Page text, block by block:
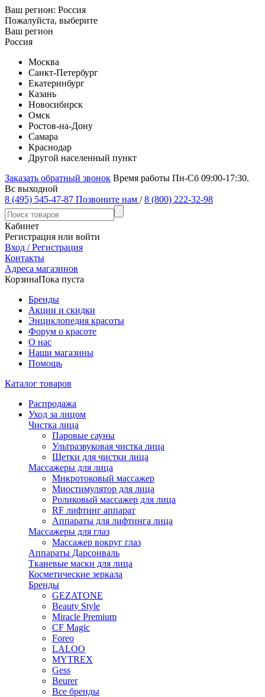
Ваш регион: Россия
Пожалуйста, выберите
Ваш регион
Россия
Москва
Санкт-Петербург
Екатеринбург
Казань
Новосибирск
Омск
Ростов-на-Дону
Самара
Краснодар
Другой населенный пункт
Заказать обратный звонок Время работы Пн-Сб 09:00-17:30.
Вс выходной
8 (495) 545-47-87 Позвоните нам / 8 (800) 222-32-98
Кабинет
Регистрация или войти
Вход / Регистрация
Контакты
Адреса магазинов
КорзинаПока пуста
Бренды
Акции и скидки
Энциклопедия красоты
Форум о красоте
О нас
Наши магазины
Помощь
Каталог товаров
Распродажа
Уход за лицом
Чистка лица
Паровые сауны
Ультразвуковая чистка лица
Щетки для чистки лица
Массажеры для лица
Микротоковый массажер
Миостимулятор для лица
Роликовый массажер для лица
RF лифтинг аппарат
Аппараты для лифтинга лица
Массажеры для глаз
Массажер вокруг глаз
Аппараты Дарсонваль
Тканевые маски для лица
Косметические зеркала
Бренды
GEZATONE
Beauty Style
Miracle Premium
CF Magic
Foreo
LALOO
MYTREX
Gess
Beurer
Все бренды